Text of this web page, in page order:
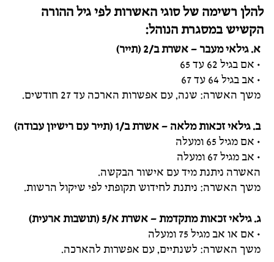
להלן רשימה של סוגי האשרות לפי גיל ההורה
הקשיש במסגרת הנוהל:
א. גילאי מעבר – אשרת ב/2 (תייר)
• אם בגיל 62 עד 65
• אב בגיל 64 עד 67
משך האשרה: שנה, עם אפשרות הארכה עד 27 חודשים.
ב. גילאי זכאות מלאה – אשרת ב/1 (תייר עם רישיון עבודה)
• אם מגיל 65 ומעלה
• אב מגיל 67 ומעלה
האשרה ניתנת מיד עם אישור הבקשה.
משך האשרה: ניתנת לחידוש תקופתי לפי שיקול הרשות.
ג. גילאי זכאות מתקדמת – אשרת א/5 (תושבות ארעית)
• אם או אב מגיל 75 ומעלה
משך האשרה: לשנתיים, עם אפשרות להארכה.